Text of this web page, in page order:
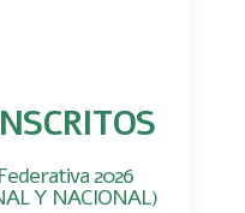
2026
Y NACIONAL)